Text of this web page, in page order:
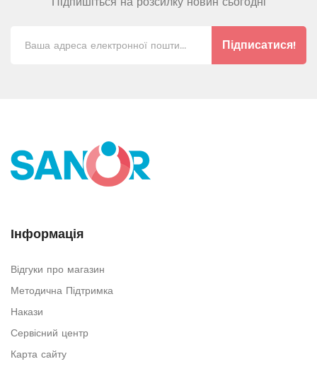
Підписатися!
Інформація
Відгуки про магазин
Методична Підтримка
Накази
Сервісний центр
Карта сайту